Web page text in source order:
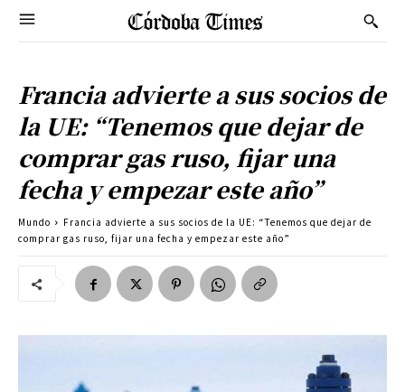
Francia advierte a sus socios de
la UE: “Tenemos que dejar de
comprar gas ruso, fijar una
fecha y empezar este año”
Mundo
Francia advierte a sus socios de la UE: “Tenemos que dejar de
comprar gas ruso, fijar una fecha y empezar este año”